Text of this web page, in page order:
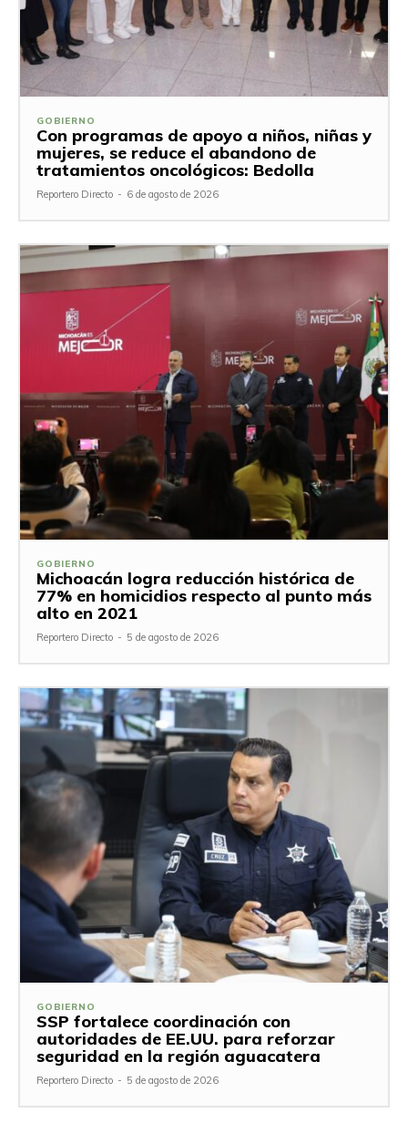
GOBIERNO
Con programas de apoyo a niños, niñas y
mujeres, se reduce el abandono de
tratamientos oncológicos: Bedolla
Reportero Directo - 6 de agosto de 2026
GOBIERNO
Michoacán logra reducción histórica de
77% en homicidios respecto al punto más
alto en 2021
Reportero Directo - 5 de agosto de 2026
GOBIERNO
SSP fortalece coordinación con
autoridades de EE.UU. para reforzar
seguridad en la región aguacatera
Reportero Directo - 5 de agosto de 2026